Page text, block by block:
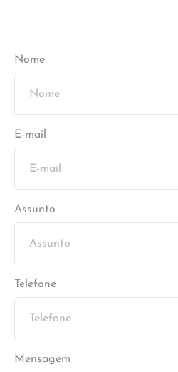
Nome
E-mail
Assunto
Telefone
Mensagem